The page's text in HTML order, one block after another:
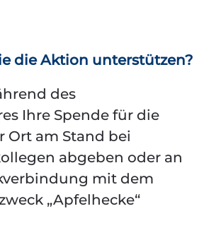
die Aktion unterstützen?
des
Ihre Spende für die
Ort am Stand bei
abgeben oder an
mit dem
„Apfelhecke“